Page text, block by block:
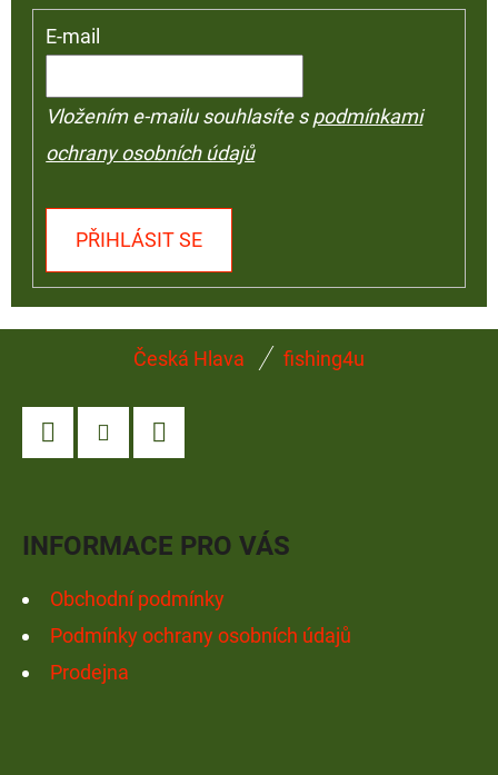
E-mail
Vložením e-mailu souhlasíte spodmínkami
ochrany osobních údajů
PŘIHLÁSIT SE
Česká Hlava fishing4u
INFORMACE PRO VÁS
Obchodní podmínky
Podmínky ochrany osobních údajů
Prodejna